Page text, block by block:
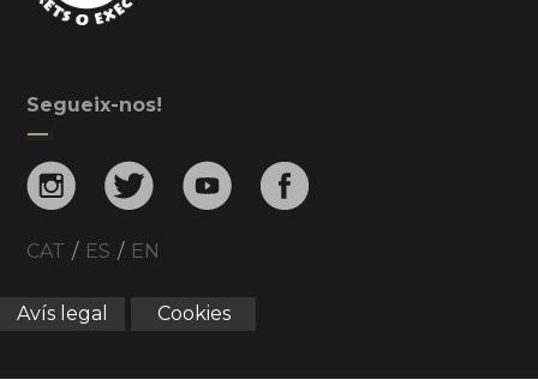
Segueix-nos!
CAT / ES / EN
Avís legal Cookies